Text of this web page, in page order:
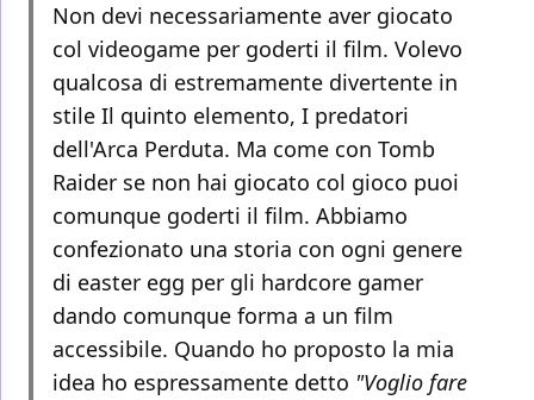
Non devi necessariamente aver giocato
col videogame per goderti il film. Volevo
qualcosa di estremamente divertente in
stile Il quinto elemento, I predatori
dell'Arca Perduta. Ma come con Tomb
Raider se non hai giocato col gioco puoi
comunque goderti il film. Abbiamo
confezionato una storia con ogni genere
di easter egg per gli hardcore gamer
dando comunque forma a un film
accessibile. Quando ho proposto la mia
idea ho espressamente detto "Voglio fare